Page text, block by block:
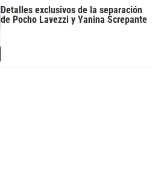
Detalles exclusivos de la separación
de Pocho Lavezzi y Yanina Screpante